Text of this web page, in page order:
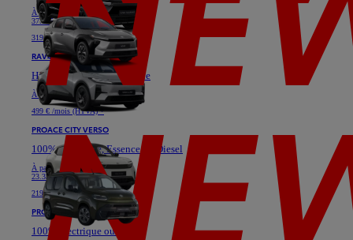
À partir de
33.719 € (HTVA)
37.025 €
319 € /mois (HTVA) *
RAV4
Hybride ou Plug-in Hybride
À partir de40.628 € (HTVA)
499 € /mois (HTVA) *
PROACE CITY VERSO
100% électrique, Essence ou Diesel
À partir de
19.364 € (HTVA)
23.331 €
219 € /mois (HTVA) *
PROACE VERSO
100% électrique ou Diesel